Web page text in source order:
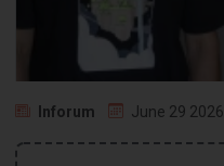
Inforum June 29 2026